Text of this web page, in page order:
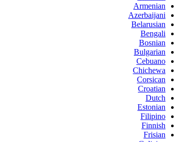
Armenian
Azerbaijani
Belarusian
Bengali
Bosnian
Bulgarian
Cebuano
Chichewa
Corsican
Croatian
Dutch
Estonian
Filipino
Finnish
Frisian